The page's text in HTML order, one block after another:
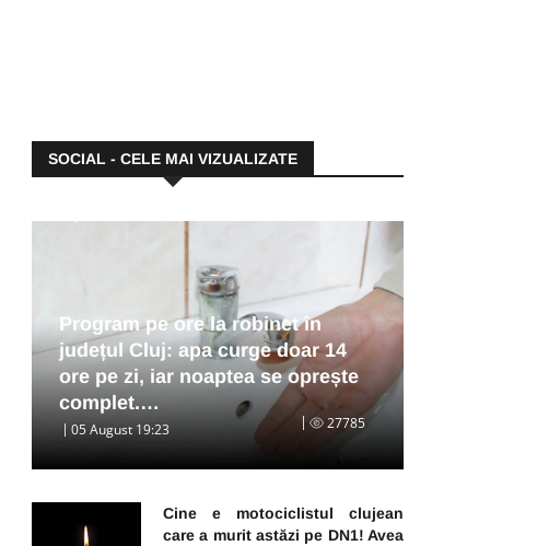
SOCIAL - CELE MAI VIZUALIZATE
Program pe ore la robinet în
județul Cluj: apa curge doar 14
ore pe zi, iar noaptea se oprește
complet.…
05 August 19:23 27785
Cine e motociclistul clujean
care a murit astăzi pe DN1! Avea